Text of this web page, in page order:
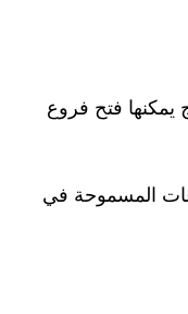
فتح فروع
المسموحة في